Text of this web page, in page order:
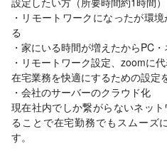
・リモートワークになったが環
る
・家にいる時間が増えたからPC
・リモートワーク設定、zoomに
在宅業務を快適にするための設定
・会社のサーバーのクラウド化
現在社内でしか繋がらないネッ
ることで在宅勤務でもスムーズ
す。